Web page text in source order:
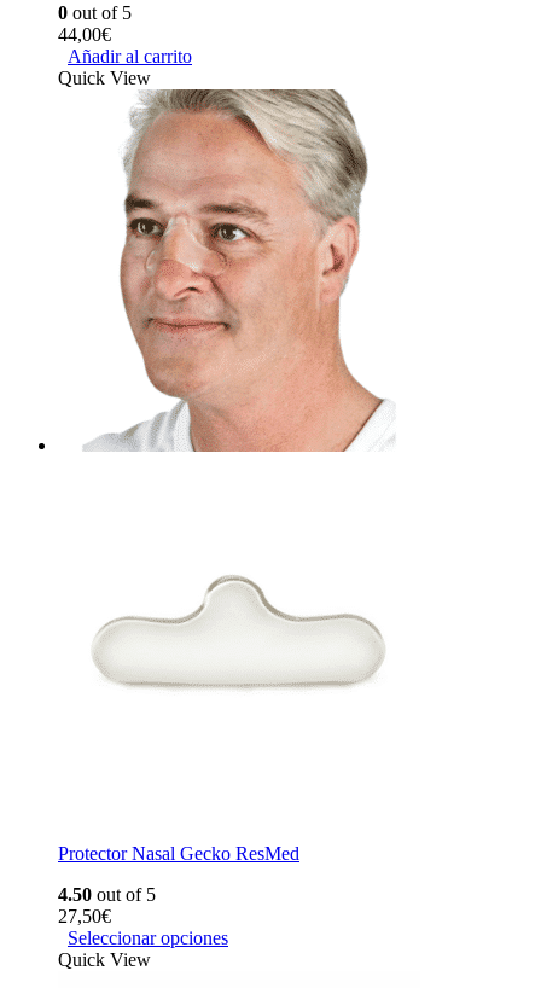
0 out of 5
44,00€
Añadir al carrito
Quick View
Protector Nasal Gecko ResMed
4.50 out of 5
27,50€
Seleccionar opciones
Quick View